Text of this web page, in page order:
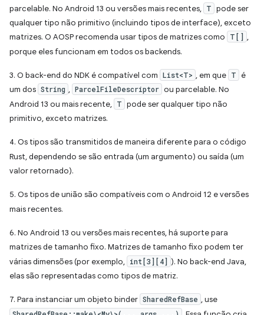
parcelable. No Android 13 ou versões mais recentes, T pode ser
qualquer tipo não primitivo (incluindo tipos de interface), exceto
matrizes. O AOSP recomenda usar tipos de matrizes como
T[] ,
porque eles funcionam em todos os backends.
3. O back-end do NDK é compatível com List<T> , em que T
é
um dos String , ParcelFileDescriptor ou parcelable. No
Android 13 ou mais recente, T pode ser qualquer tipo não
primitivo, exceto matrizes.
4. Os tipos são transmitidos de maneira diferente para o código
Rust, dependendo se são entrada (um argumento) ou saída (um
valor retornado).
5. Os tipos de união são compatíveis com o Android 12 e versões
mais recentes.
6. No Android 13 ou versões mais recentes, há suporte para
matrizes de tamanho fixo. Matrizes de tamanho fixo podem ter
várias dimensões (por exemplo, int[3][4] ). No back-end Java,
elas são representadas como tipos de matriz.
7. Para instanciar um objeto binder SharedRefBase , use